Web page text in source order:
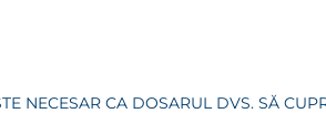
NECESAR CA DOSARUL DVS. SĂ